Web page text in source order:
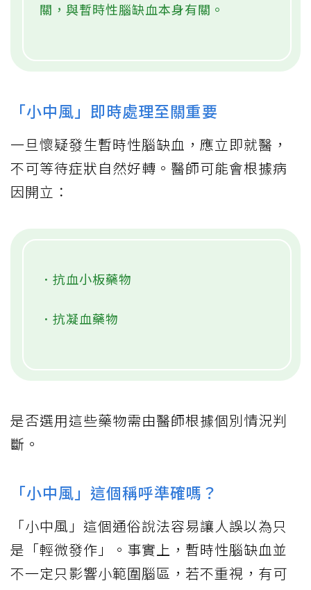
關，與暫時性腦缺血本身有關。
「小中風」即時處理至關重要
一旦懷疑發生暫時性腦缺血，應立即就醫，
不可等待症狀自然好轉。醫師可能會根據病
因開立：
．抗血小板藥物
．抗凝血藥物
是否選用這些藥物需由醫師根據個別情況判
斷。
「小中風」這個稱呼準確嗎？
「小中風」這個通俗說法容易讓人誤以為只
是「輕微發作」。事實上，暫時性腦缺血並
不一定只影響小範圍腦區，若不重視，有可